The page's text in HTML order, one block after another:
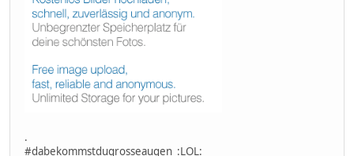
.
‪#‎dabekommstdugrosseaugen‬ :LOL: